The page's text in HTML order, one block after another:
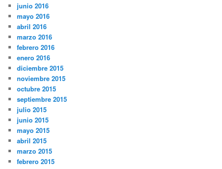
junio 2016
mayo 2016
abril 2016
marzo 2016
febrero 2016
enero 2016
diciembre 2015
noviembre 2015
octubre 2015
septiembre 2015
julio 2015
junio 2015
mayo 2015
abril 2015
marzo 2015
febrero 2015